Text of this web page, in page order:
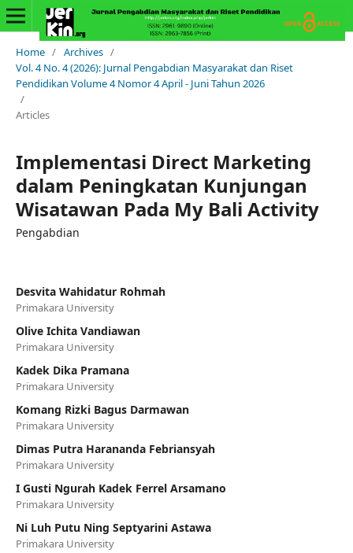
Home / Archives /
Vol. 4 No. 4 (2026): Jurnal Pengabdian Masyarakat dan Riset
Pendidikan Volume 4 Nomor 4 April - Juni Tahun 2026
/
Articles
Implementasi Direct Marketing
dalam Peningkatan Kunjungan
Wisatawan Pada My Bali Activity
Pengabdian
Desvita Wahidatur Rohmah
Primakara University
Olive Ichita Vandiawan
Primakara University
Kadek Dika Pramana
Primakara University
Komang Rizki Bagus Darmawan
Primakara University
Dimas Putra Harananda Febriansyah
Primakara University
I Gusti Ngurah Kadek Ferrel Arsamano
Primakara University
Ni Luh Putu Ning Septyarini Astawa
Primakara University